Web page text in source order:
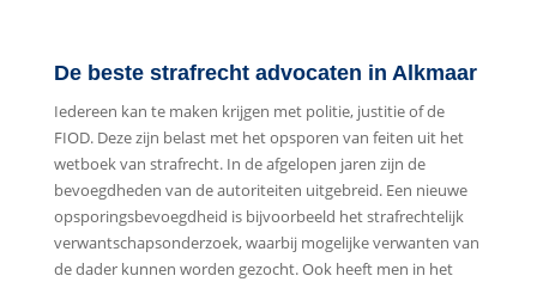
De beste strafrecht advocaten in Alkmaar
Iedereen kan te maken krijgen met politie, justitie of de
FIOD. Deze zijn belast met het opsporen van feiten uit het
wetboek van strafrecht. In de afgelopen jaren zijn de
bevoegdheden van de autoriteiten uitgebreid. Een nieuwe
opsporingsbevoegdheid is bijvoorbeeld het strafrechtelijk
verwantschapsonderzoek, waarbij mogelijke verwanten van
de dader kunnen worden gezocht. Ook heeft men in het